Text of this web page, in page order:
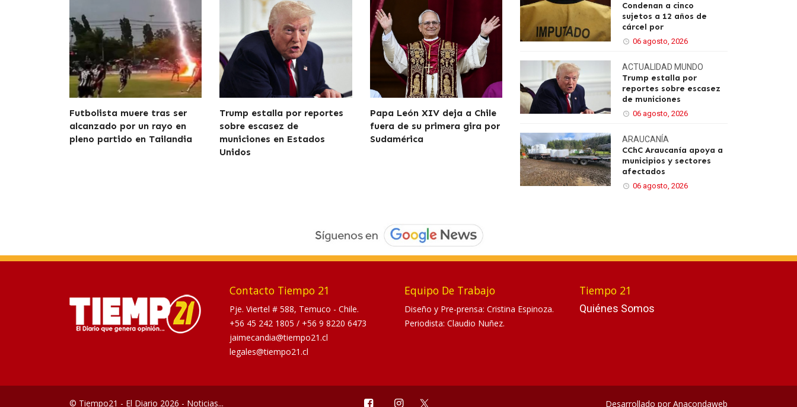
Futbolista muere tras ser
alcanzado por un rayo en
pleno partido en Tailandia
Trump estalla por reportes
sobre escasez de
municiones en Estados
Unidos
Papa León XIV deja a Chile
fuera de su primera gira por
Sudamérica
Condenan a cinco
sujetos a 12 años de
cárcel por
06 agosto, 2026
ACTUALIDAD MUNDO
Trump estalla por
reportes sobre escasez
de municiones
06 agosto, 2026
ARAUCANÍA
CChC Araucanía apoya a
municipios y sectores
afectados
06 agosto, 2026
Contacto Tiempo 21
Pje. Viertel # 588, Temuco - Chile.
+56 45 242 1805 / +56 9 8220 6473
jaimecandia@tiempo21.cl
legales@tiempo21.cl
Equipo De Trabajo
Diseño y Pre-prensa: Cristina Espinoza.
Periodista: Claudio Nuñez.
Tiempo 21
Quiénes Somos
© Tiempo21 - El Diario 2026 - Noticias... Desarrollado por Anacondaweb